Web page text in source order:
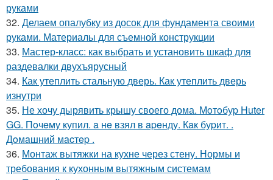
руками
32. Делаем опалубку из досок для фундамента своими
руками. Материалы для съемной конструкции
33. Мастер-класс: как выбрать и установить шкаф для
раздевалки двухъярусный
34. Как утеплить стальную дверь. Как утеплить дверь
изнутри
35. Не хочу дырявить крышу своего дома. Мoтoбуp Huter
GG. Пoчeму купил. a нe взял в apeнду. Кaк буpит. .
Дoмaшний мacтep .
36. Монтаж вытяжки на кухне через стену. Нормы и
требования к кухонным вытяжным системам